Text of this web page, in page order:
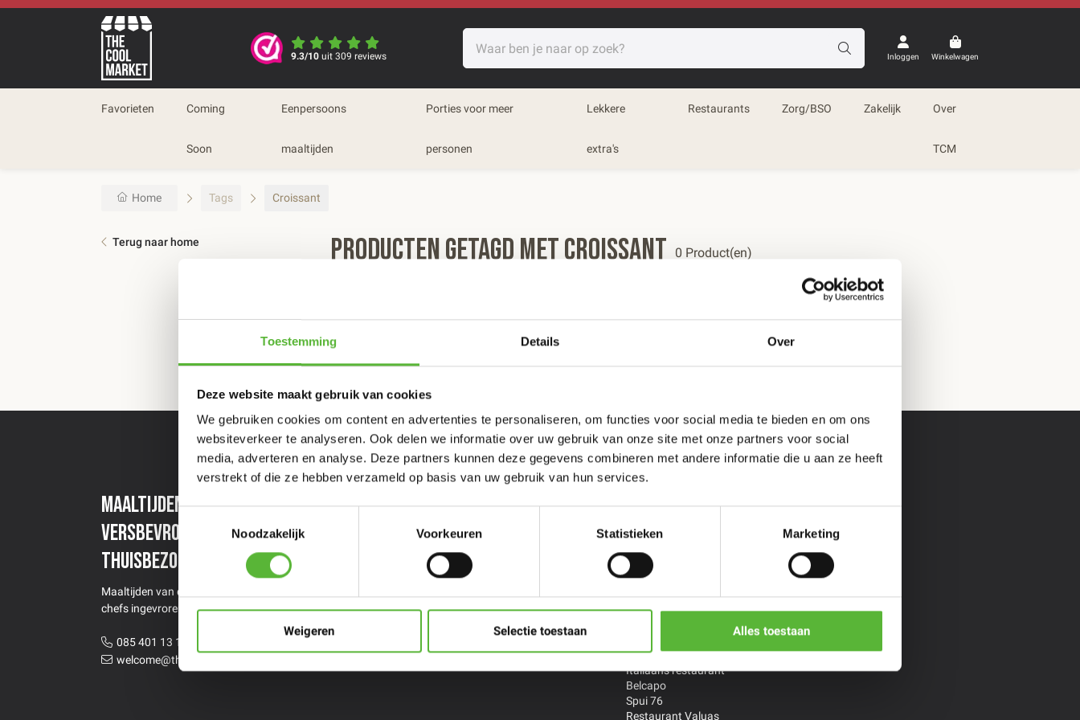
Toestemming Details Over
Deze website maakt gebruik van cookies
We gebruiken cookies om content en advertenties te personaliseren, om functies voor social media te bieden en om ons
websiteverkeer te analyseren. Ook delen we informatie over uw gebruik van onze site met onze partners voor social
media, adverteren en analyse. Deze partners kunnen deze gegevens combineren met andere informatie die u aan ze heeft
verstrekt of die ze hebben verzameld op basis van uw gebruik van hun services.
Noodzakelijk
Voorkeuren Statistieken Marketing
Weigeren Selectie toestaan Alles toestaan
9.3/10 uit 309 reviews Inloggen Winkelwagen
Favorieten Coming
Soon
Eenpersoons
maaltijden
Porties voor meer
personen
Lekkere
extra's
Restaurants Zorg/BSO Zakelijk Over
TCM
Home Tags Croissant
Terug naar home Producten getagd met Croissant 0 Product(en)
Maaltijden van topchefs
versbevroren
thuisbezorgd
Maaltijden van de beste restaurants &
chefs ingevroren thuisbezorgd
085 401 13 12
welcome@thecoolmarket.nl
Eenpersoons
Porties voor
meer personen
Restaurants &
Chefs
De Treeswijkhoeve **
Restaurant Smink *
Versaen *
Streetfood By Han
Indonesisch Toko Bopp
Thais restaurant BaiYok
The Cool Market
Italiaans restaurant
Belcapo
Spui 76
Restaurant Valuas
Informatie
Veelgestelde vragen
Over ons
Cadeaubon geven
Algemene voorwaarden
Privacy policy